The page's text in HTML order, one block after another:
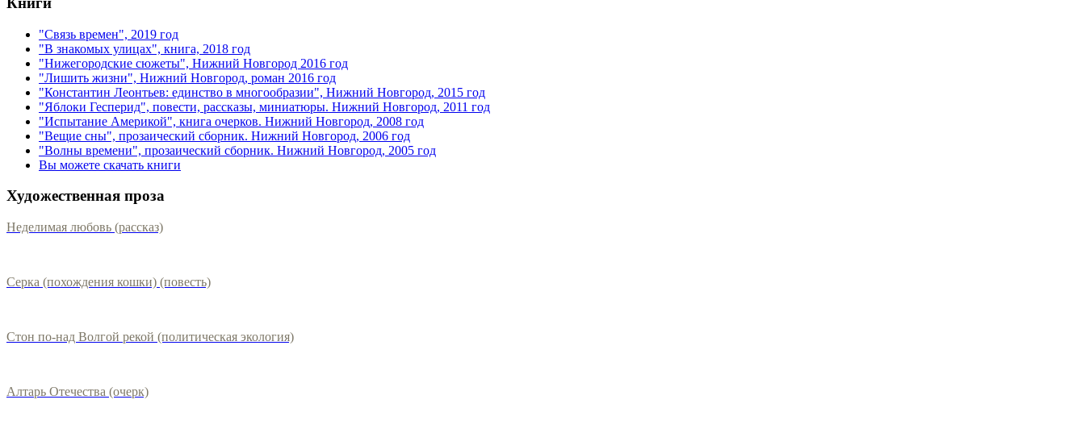
"Связь времен", 2019 год
"В знакомых улицах", книга, 2018 год
"Нижегородские сюжеты", Нижний Новгород 2016 год
"Лишить жизни", Нижний Новгород, роман 2016 год
"Константин Леонтьев: единство в многообразии", Нижний Новгород, 2015 год
"Яблоки Гесперид", повести, рассказы, миниатюры. Нижний Новгород, 2011 год
"Испытание Америкой", книга очерков. Нижний Новгород, 2008 год
"Вещие сны", прозаический сборник. Нижний Новгород, 2006 год
"Волны времени", прозаический сборник. Нижний Новгород, 2005 год
Вы можете скачать книги
Художественная проза
Неделимая любовь (рассказ)
Серка (похождения кошки) (повесть)
Стон по-над Волгой рекой (политическая экология)
Алтарь Отечества (очерк)